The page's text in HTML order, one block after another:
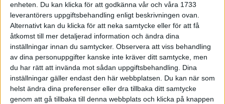
enheten. Du kan klicka för att godkänna vår och våra 1733
leverantörers uppgiftsbehandling enligt beskrivningen ovan.
Alternativt kan du klicka för att neka samtycke eller för att få
åtkomst till mer detaljerad information och ändra dina
inställningar innan du samtycker. Observera att viss behandling
av dina personuppgifter kanske inte kräver ditt samtycke, men
du har rätt att invända mot sådan uppgiftsbehandling. Dina
inställningar gäller endast den här webbplatsen. Du kan när som
helst ändra dina preferenser eller dra tillbaka ditt samtycke
genom att gå tillbaka till denna webbplats och klicka på knappen
Adidas Adizero Tempo 8 Dam
Adidas Adizero Tempo 8 Herr
Adidas Supernova Dam